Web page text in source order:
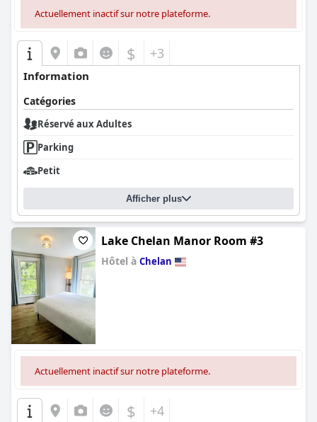
Actuellement inactif sur notre plateforme.
$ +3
Information
Catégories
Réservé aux Adultes
Parking
Petit
Afficher plus
Lake Chelan Manor Room #3
Hôtel à Chelan
Actuellement inactif sur notre plateforme.
$ +4